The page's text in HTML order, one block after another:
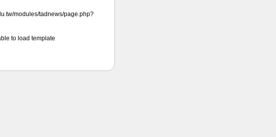
modules/tadnews/page.php?
to load template